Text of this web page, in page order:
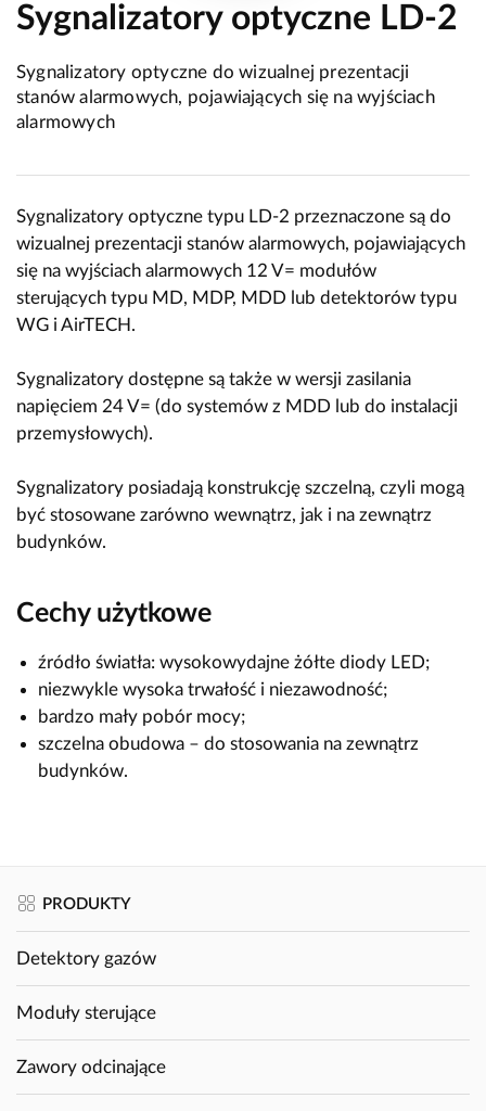
Sygnalizatory optyczne LD-2
Sygnalizatory optyczne do wizualnej prezentacji
stanów alarmowych, pojawiających się na wyjściach
alarmowych
Sygnalizatory optyczne typu LD-2 przeznaczone są do
wizualnej prezentacji stanów alarmowych, pojawiających
się na wyjściach alarmowych 12 V= modułów
sterujących typu MD, MDP, MDD lub detektorów typu
WG i AirTECH.
Sygnalizatory dostępne są także w wersji zasilania
napięciem 24 V= (do systemów z MDD lub do instalacji
przemysłowych).
Sygnalizatory posiadają konstrukcję szczelną, czyli mogą
być stosowane zarówno wewnątrz, jak i na zewnątrz
budynków.
Cechy użytkowe
źródło światła: wysokowydajne żółte diody LED;
niezwykle wysoka trwałość i niezawodność;
bardzo mały pobór mocy;
szczelna obudowa – do stosowania na zewnątrz
budynków.
PRODUKTY
Detektory gazów
Moduły sterujące
Zawory odcinające